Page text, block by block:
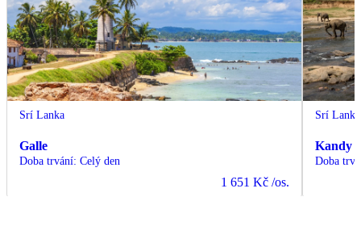
Srí Lanka
Galle
Doba trvání: Celý den
1 651 Kč /os.
Srí Lanka
Kandy
Doba